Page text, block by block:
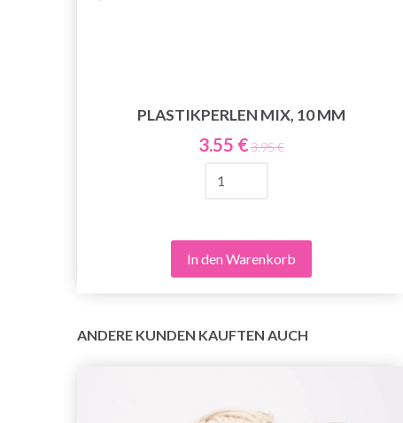
PLASTIKPERLEN MIX, 10 MM
3.55 €3.95 €
In den Warenkorb
ANDERE KUNDEN KAUFTEN AUCH